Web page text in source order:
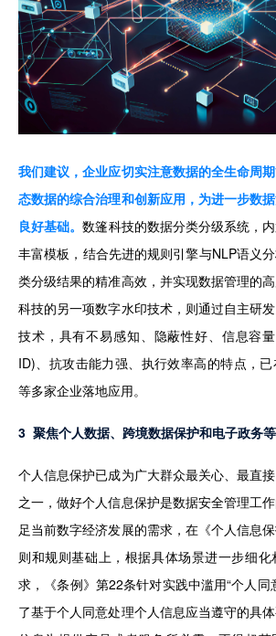
我们建议，企业应切实注意数据的全生命周
态数据的综合治理和创新应用，为进一步数
良好基础。数篷科技的数据分类分级系统，
丰富模板，结合先进的规则引擎与NLP语义
类分级结果的精准高效，并实现数据管理的
科技的另一项数字水印技术，则通过自主研
技术，具有不易感知、隐蔽性好、信息容
ID)、抗攻击能力强、执行效率高的特点，
等多家企业落地应用。
3  聚焦个人数据、跨境数据保护和电子政务
个人信息保护已成为广大群众最关心、最直
之一，做好个人信息保护是数据安全管理工
足当前数字经济发展的需求，在《个人信息
则和规则基础上，根据具体场景进一步细
求，《条例》第22条针对实践中滥用“个人同
了基于个人同意处理个人信息应当遵守的具